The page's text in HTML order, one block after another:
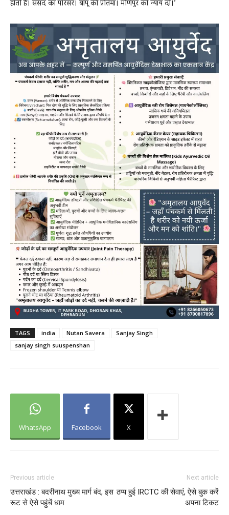
होती है। संसद का परिसर। बापू की प्रतिमा। मणिपुर को न्याय दो।’
TAGS india Nutan Savera
Sanjay Singh
sanjay singh suuspenshan
WhatsApp Facebook X
Previous article
उत्तराखंड : बदरीनाथ मुख्य मार्ग बंद, इस
रूट से ऐसे पहुंचें धाम
Next article
ठप्प हुई IRCTC की सेवाएं, ऐसे बुक करें
अपना टिकट